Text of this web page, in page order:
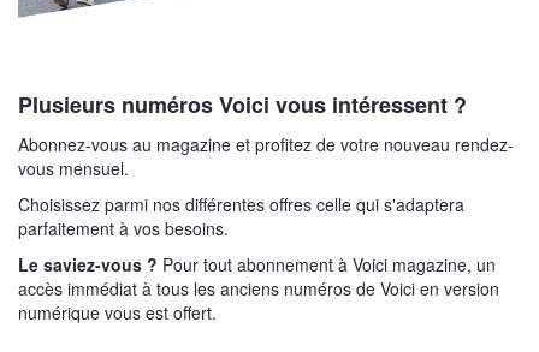
Plusieurs numéros Voici vous intéressent ?
Abonnez-vous au magazine et profitez de votre nouveau rendez-
vous mensuel.
Choisissez parmi nos différentes offres celle qui s'adaptera
parfaitement à vos besoins.
Le saviez-vous ? Pour tout abonnement à Voici magazine, un
accès immédiat à tous les anciens numéros de Voici en version
numérique vous est offert.